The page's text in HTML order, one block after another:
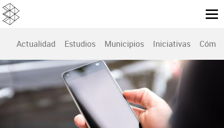
Actualidad Estudios Municipios Iniciativas Cómo